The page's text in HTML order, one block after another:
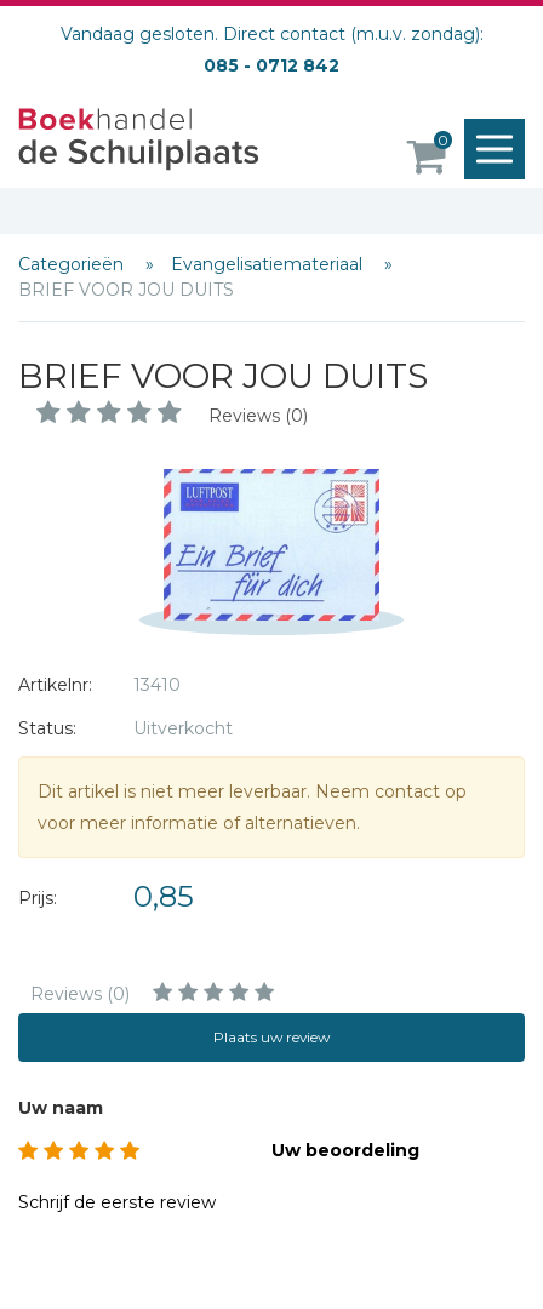
Vandaag gesloten. Direct contact (m.u.v. zondag):
085 - 0712 842
0
Categorieën
Evangelisatiemateriaal
BRIEF VOOR JOU DUITS
BRIEF VOOR JOU DUITS
Reviews (0)
Artikelnr:
13410
Status:
Uitverkocht
Dit artikel is niet meer leverbaar. Neem contact op
voor meer informatie of alternatieven.
Prijs: 0,85
Reviews (0)
Plaats uw review
Schrijf hieronder je review!
Sterren
Naam *
Bericht *
Uw naam
Uw beoordeling
Schrijf de eerste review